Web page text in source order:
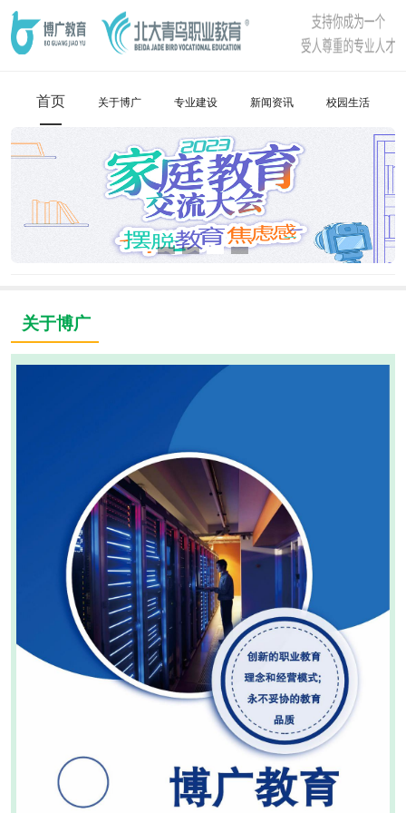
首页 关于博广 专业建设 新闻资讯 校园生活
关于博广